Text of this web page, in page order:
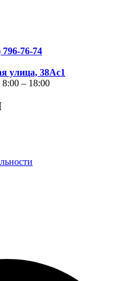
796-76-74
улица, 38Ас1
8:00 – 18:00